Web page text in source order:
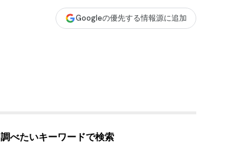
Googleの優先する情報源に追加
調べたいキーワードで検索